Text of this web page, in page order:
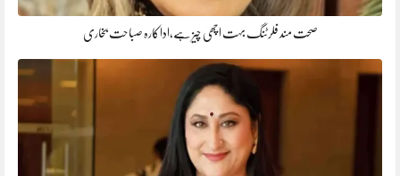
صحت مند فلرٹنگ بہت اچھی چیز ہے،اداکارہ صباحت بخاری